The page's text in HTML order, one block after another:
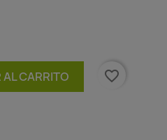
CARRITO favorite_border